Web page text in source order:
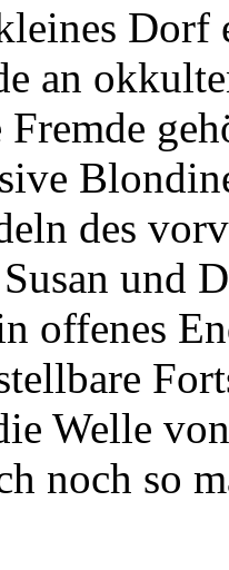
Dorf
an
des
Susan und
offenes
Welle
noch so